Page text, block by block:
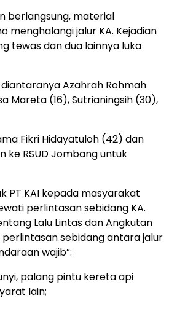
berlangsung, material
menghalangi jalur KA. Kejadian
tewas dan dua lainnya luka
Azahrah Rohmah
Mareta (16), Sutrianingsih (30),
Fikri Hidayatuloh (42) dan
ke RSUD Jombang untuk
PT KAI kepada masyarakat
perlintasan sebidang KA.
Lalu Lintas dan Angkutan
perlintasan sebidang antara jalur
wajib”:
palang pintu kereta api
lain;